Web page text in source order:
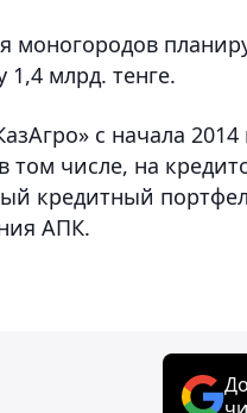
млрд. тенге.
с начала
том числе, на
кредитный
АПК.